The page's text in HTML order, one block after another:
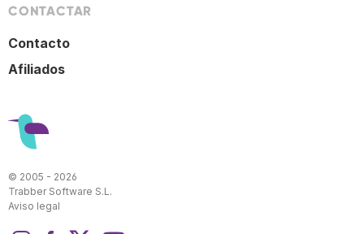
CONTACTAR
Contacto
Afiliados
© 2005 - 2026
Trabber Software S.L.
Aviso legal